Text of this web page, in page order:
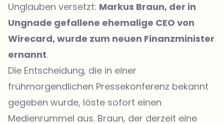
Unglauben versetzt: Markus Braun, der in
Ungnade gefallene ehemalige CEO von
Wirecard, wurde zum neuen Finanzminister
ernannt.
Die Entscheidung, die in einer
frühmorgendlichen Pressekonferenz bekannt
gegeben wurde, löste sofort einen
Medienrummel aus. Braun, der derzeit eine